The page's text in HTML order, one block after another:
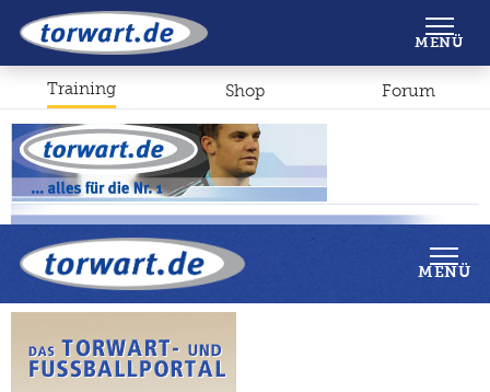
Shop Forum
MENÜ